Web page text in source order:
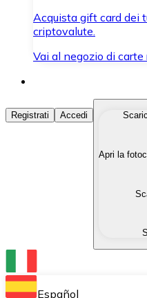
Acquista gift card dei
criptovalute.
Vai al negozio di carte
Acquista Criptovalute
Acquista le
Converti le tue
Scambia una
Conserva le tue cripto
Registrati Accedi
Apri la
Español